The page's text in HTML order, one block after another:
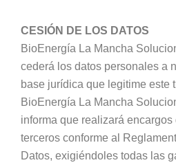
CESIÓN DE LOS DATOS
BioEnergía La Mancha
cederá los datos personales a
base jurídica que legitime este
BioEnergía La Mancha
informa que realizará encargos
terceros conforme al
Datos, exigiéndoles todas las